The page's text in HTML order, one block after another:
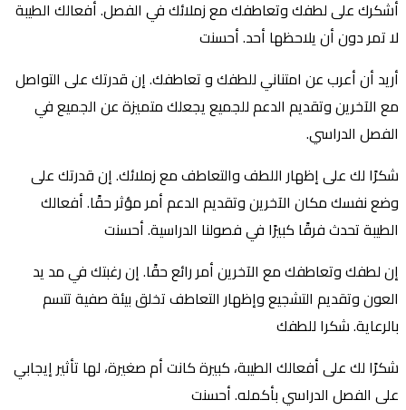
أشكرك على لطفك وتعاطفك مع زملائك في الفصل. أفعالك الطيبة
لا تمر دون أن يلاحظها أحد. أحسنت
أريد أن أعرب عن امتناني للطفك و تعاطفك. إن قدرتك على التواصل
مع الآخرين وتقديم الدعم للجميع يجعلك متميزة عن الجميع في
الفصل الدراسي.
شكرًا لك على إظهار اللطف والتعاطف مع زملائك. إن قدرتك على
وضع نفسك مكان الآخرين وتقديم الدعم أمر مؤثر حقًا. أفعالك
الطيبة تحدث فرقًا كبيرًا في فصولنا الدراسية. أحسنت
إن لطفك وتعاطفك مع الآخرين أمر رائع حقًا. إن رغبتك في مد يد
العون وتقديم التشجيع وإظهار التعاطف تخلق بيئة صفية تتسم
بالرعاية. شكرا للطفك
شكرًا لك على أفعالك الطيبة، كبيرة كانت أم صغيرة، لها تأثير إيجابي
على الفصل الدراسي بأكمله. أحسنت